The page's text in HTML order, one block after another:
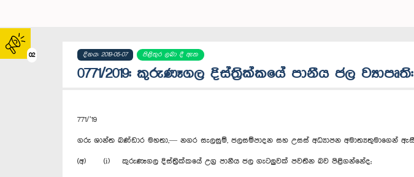
02 දිනය: 2019-05-07 පිළිතුර ලබා දී ඇත
0771/2019: කුරුණෑගල දිස්ත්‍රික්කයේ පානීය ජල
771/’19
ගරු ශාන්ත බණ්ඩාර මහතා,— නගර සැලසුම්, ජලසම්පාදන සහ උසස් අධ්‍යාපන අමාත්‍යතුමාගෙන්
(අ) (i) කුරුණෑගල දිස්ත්‍රික්කයේ උග්‍ර පානීය ජල ගැටලුවක් පවතින බව පිළිගන්නේද;